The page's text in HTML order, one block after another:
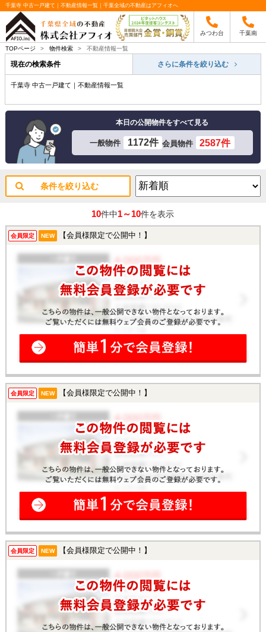
千葉寺 中古一戸建て｜不動産情報一覧｜千葉全域の不動産はアフィオへ
みつわ台 千葉南
TOPページ > 物件検索 > 不動産情報一覧
現在の検索条件 さらに条件を絞り込む
千葉寺 中古一戸建て｜不動産情報一覧
本日の公開物件をすべて見る
一般物件 1172件 会員物件 2587件
条件を絞り込む
10件中1～10件を表示
会員限定 NEW 【会員様限定で公開中！】
会員限定 NEW 【会員様限定で公開中！】
会員限定 NEW 【会員様限定で公開中！】